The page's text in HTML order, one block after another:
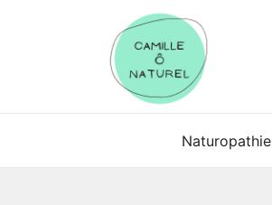
Camille Ô Naturel
Naturopathie